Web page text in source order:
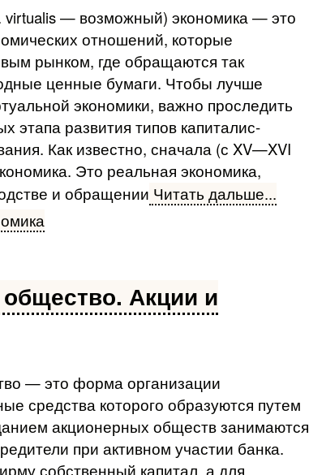
virtualis — возможный) экономика — это
от­ношений, которые
рын­ком, где обращаются так
ценные бумаги. Чтобы лучше
экономики, важно проследить
этапа развития типов капиталис­
Как известно, сначала (с XV—XVI
Это реальная экономика,
и обращении Читать дальше...
Акции и
— это форма организации
средства которого образуются путем
акционерных обществ занимаются
при активном участии банка.
собственный капитал, а для